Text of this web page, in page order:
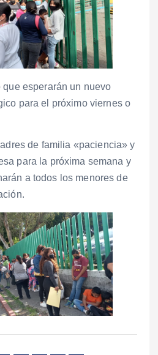
que esperarán un nuevo
para el próximo viernes o
de familia «paciencia» y
para la próxima semana y
a todos los menores de